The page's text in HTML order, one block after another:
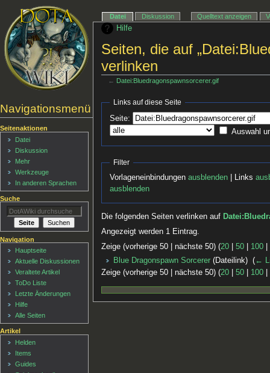
Hilfe
Seiten, die auf
verlinken
← Datei:Bluedragonspawnsorcerer.gif
Links auf diese Seite
Seite:
Auswahl
Filter
Vorlageneinbindungen ausblenden| Links
ausblenden
Die folgenden Seiten verlinken auf
Angezeigt werden 1 Eintrag.
Zeige (vorherige 50 | nächste 50) (20 |50 100
Blue Dragonspawn Sorcerer (Dateilink) ‎(←
Zeige (vorherige 50 | nächste 50) (20 |50 100
Navigationsmenü
Datei Diskussion Quelltext anzeigen
Seitenaktionen
Datei
Diskussion
Mehr
Werkzeuge
In anderen Sprachen
Suche
Navigation
Hauptseite
Aktuelle Diskussionen
Veraltete Artikel
ToDo Liste
Letzte Änderungen
Hilfe
Alle Seiten
Artikel
Helden
Items
Guides